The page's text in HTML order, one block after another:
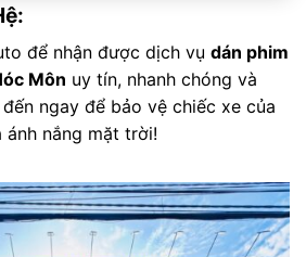
để nhận được dịch vụ dán phim
Môn uy tín, nhanh chóng và
ngay để bảo vệ chiếc xe của
ánh nắng mặt trời!